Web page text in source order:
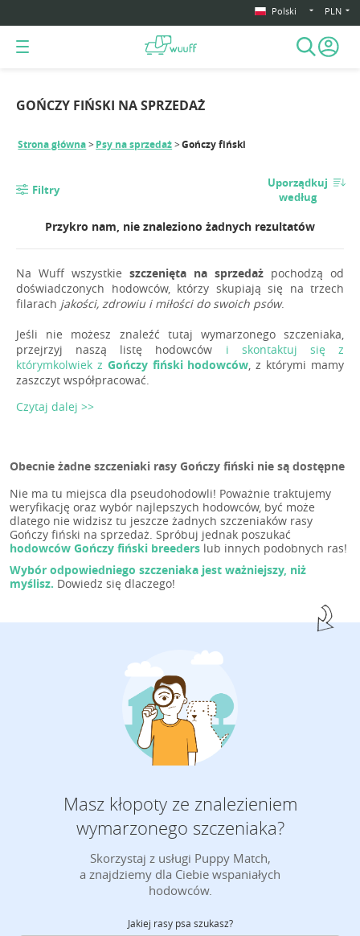
Polski PLN
GOŃCZY FIŃSKI NA SPRZEDAŻ
Strona główna Psy na sprzedaż Gończy fiński
Filtry
Uporządkuj
według
Przykro nam, nie znaleziono żadnych rezultatów
Na Wuff wszystkie szczenięta na sprzedaż pochodzą od
doświadczonych hodowców, którzy skupiają się na trzech
filarach jakości, zdrowiu i miłości do swoich psów.
Jeśli nie możesz znaleźć tutaj wymarzonego szczeniaka,
przejrzyj naszą listę hodowców i skontaktuj się z
którymkolwiek z Gończy fiński hodowców, z którymi mamy
zaszczyt współpracować.
Czytaj dalej >>
Obecnie żadne szczeniaki rasy Gończy fiński nie są dostępne
Nie ma tu miejsca dla pseudohodowli! Poważnie traktujemy
weryfikację oraz wybór najlepszych hodowców, być może
dlatego nie widzisz tu jeszcze żadnych szczeniaków rasy
Gończy fiński na sprzedaż. Spróbuj jednak poszukać
hodowców Gończy fiński breeders lub innych podobnych ras!
Wybór odpowiedniego szczeniaka jest ważniejszy, niż
myślisz. Dowiedz się dlaczego!
Masz kłopoty ze znalezieniem
wymarzonego szczeniaka?
Skorzystaj z usługi Puppy Match,
a znajdziemy dla Ciebie wspaniałych
hodowców.
Jakiej rasy psa szukasz?